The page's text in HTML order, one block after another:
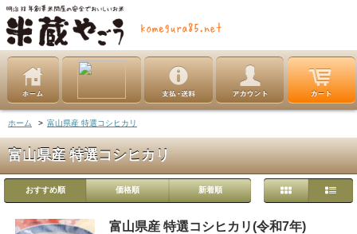
ホーム > 富山県産 特選コシヒカリ
富山県産 特選コシヒカリ
おすすめ順 価格順 新着順
富山県産 特選コシヒカリ(令和7年)